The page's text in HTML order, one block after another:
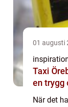
01 augusti
Taxi Örebro så väljer du
en trygg
När det